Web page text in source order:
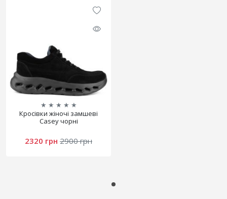
★ ★ ★ ★ ★
Кросівки жіночі замшеві
Casey чорні
2320 грн 2900 грн